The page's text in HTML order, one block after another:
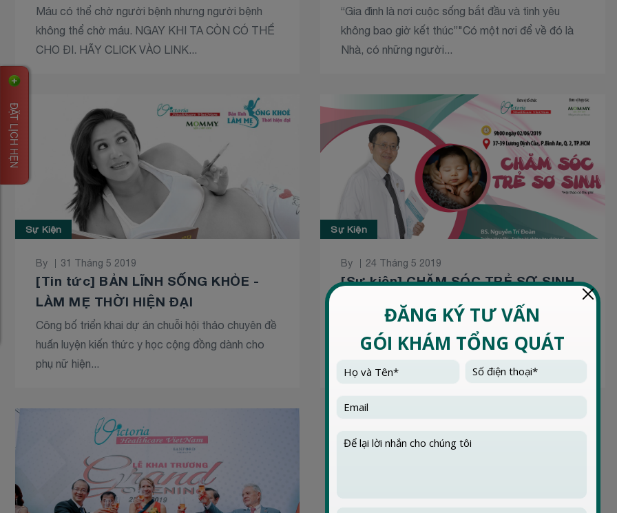
Máu có thể chờ người bệnh nhưng người bệnh
không thể chờ máu. NGAY KHI TA CÒN CÓ THỂ
CHO ĐI. HÃY CLICK VÀO LINK...
“Gia đình là nơi cuộc sống bắt đầu và tình yêu
không bao giờ kết thúc”"Có một nơi để về đó là
Nhà, có những người...
Sự Kiện
By 31 Tháng 5 2019
[Tin tức] BẢN LĨNH SỐNG KHỎE -
LÀM MẸ THỜI HIỆN ĐẠI
Công bố triển khai dự án chuỗi hội thảo chuyên đề
huấn luyện kiến thức y học cộng đồng dành cho
phụ nữ hiện...
Sự Kiện
By 24 Tháng 5 2019
[Sự kiện] CHĂM SÓC TRẺ SƠ SINH
Hội thảo này thuộc chuỗi chương trình huấn luyện
kiến thức y khoa bao gồm seri chuyên đề về sức
khoẻ các phụ nữ...
ĐẶT LỊCH HẸN